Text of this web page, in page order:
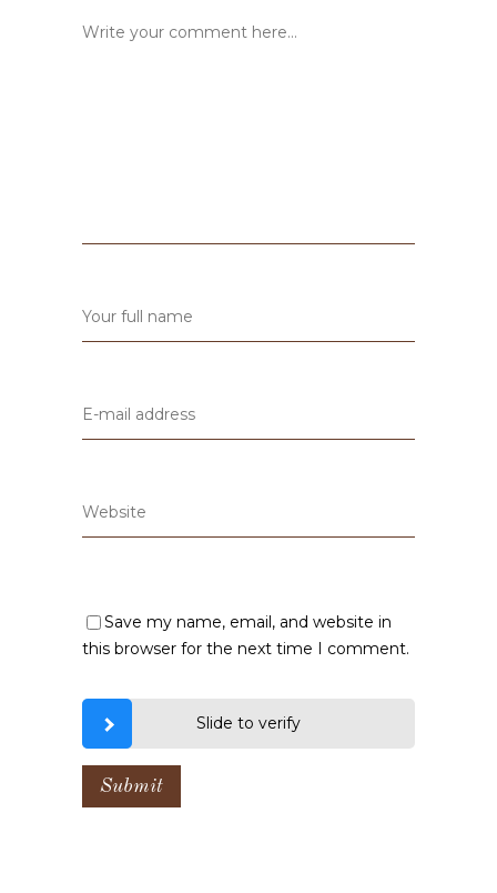
Save my name, email, and website in
this browser for the next time I comment.
Slide to verify